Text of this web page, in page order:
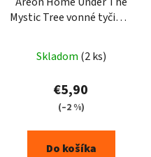
Mystic Tree vonné tyčinky
Skladom (2 ks)
€5,90
(–2 %)
Do košíka